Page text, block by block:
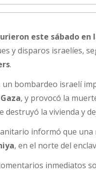
este sábado en
y disparos israelíes,
.
un bombardeo israelí
, y provocó la
destruyó la vivienda y
informó que
, en el norte del
inmediatos